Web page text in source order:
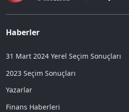
Haberler
31 Mart 2024 Yerel Seçim Sonuçları
2023 Seçim Sonuçları
Yazarlar
Finans Haberleri